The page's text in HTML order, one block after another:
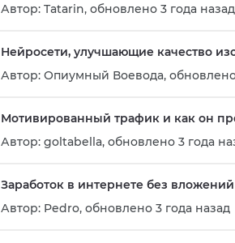
Автор: Tatarin, обновлено 3 года назад
Нейросети, улучшающие качество
Автор: Опиумный Воевода,
Мотивированный трафик и как он
Автор: goltabella, обновлено 3 года
Заработок в интернете без
Автор: Pedro, обновлено 3 года назад